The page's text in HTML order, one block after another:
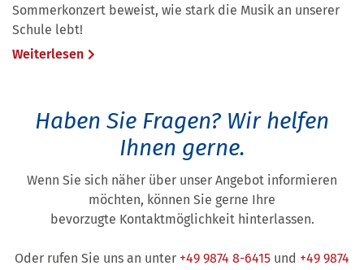
Sommerkonzert beweist, wie stark die Musik an unserer
Schule lebt!
Weiterlesen
Haben Sie Fragen? Wir helfen
Ihnen gerne.
Wenn Sie sich näher über unser Angebot informieren
möchten, können Sie gerne Ihre
bevorzugte Kontaktmöglichkeit hinterlassen.
Oder rufen Sie uns an unter +49 9874 8-6415 und +49 9874